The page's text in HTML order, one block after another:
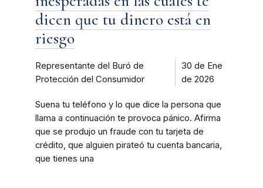
dicen que tu dinero está en
riesgo
Representante del Buró de
Protección del Consumidor
30 de Ene
de 2026
Suena tu teléfono y lo que dice la persona que
llama a continuación te provoca pánico. Afirma
que se produjo un fraude con tu tarjeta de
crédito, que alguien pirateó tu cuenta bancaria,
que tienes una